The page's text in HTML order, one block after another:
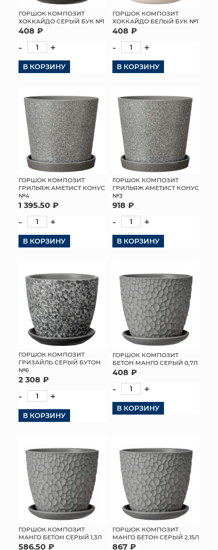
ГОРШОК КОМПОЗИТ
ХОККАЙДО СЕРЫЙ БУК №1
408 ₽
- +
В КОРЗИНУ
ГОРШОК КОМПОЗИТ
ХОККАЙДО БЕЛЫЙ БУК №1
408 ₽
- +
В КОРЗИНУ
ГОРШОК КОМПОЗИТ
ГРИЛЬЯЖ АМЕТИСТ КОНУС
№4
1 395.50 ₽
- +
В КОРЗИНУ
ГОРШОК КОМПОЗИТ
ГРИЛЬЯЖ АМЕТИСТ КОНУС
№3
918 ₽
- +
В КОРЗИНУ
ГОРШОК КОМПОЗИТ
ГРИЗАЙЛЬ СЕРЫЙ БУТОН
№6
2 308 ₽
- +
В КОРЗИНУ
ГОРШОК КОМПОЗИТ
БЕТОН МАНГО СЕРЫЙ 0,7Л
408 ₽
- +
В КОРЗИНУ
ГОРШОК КОМПОЗИТ
МАНГО БЕТОН СЕРЫЙ 1,3Л
586.50 ₽
ГОРШОК КОМПОЗИТ
МАНГО БЕТОН СЕРЫЙ 2,15Л
867 ₽